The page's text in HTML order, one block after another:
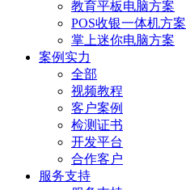
教育平板电脑方案
POS收银一体机方案
掌上迷你电脑方案
案例实力
全部
视频教程
客户案例
检测证书
开发平台
合作客户
服务支持